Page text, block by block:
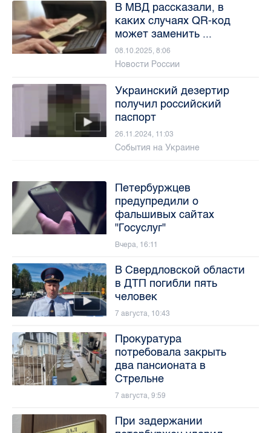
В МВД рассказали, в
каких случаях QR-код
может заменить ...
08.10.2025, 8:06
Новости России
Украинский дезертир
получил российский
паспорт
26.11.2024, 11:03
События на Украине
Петербуржцев
предупредили о
фальшивых сайтах
"Госуслуг"
Вчера, 16:11
В Свердловской области
в ДТП погибли пять
человек
7 августа, 10:43
Прокуратура
потребовала закрыть
два пансионата в
Стрельне
7 августа, 9:59
При задержании